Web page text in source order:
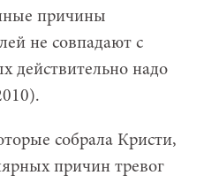
причины
не совпадают с
действительно надо
собрала Кристи,
причин тревог